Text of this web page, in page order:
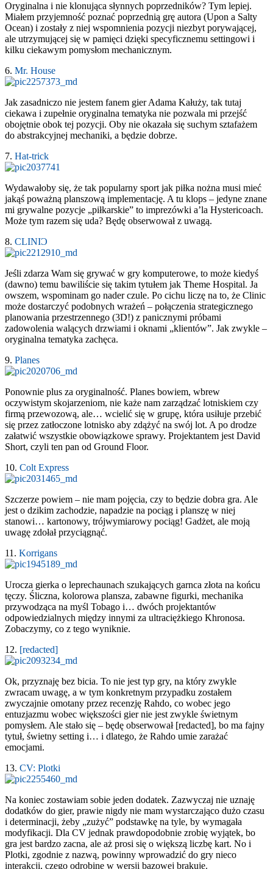
Oryginalna i nie klonująca słynnych poprzedników? Tym lepiej.
Miałem przyjemność poznać poprzednią grę autora (Upon a Salty
Ocean) i zostały z niej wspomnienia pozycji niezbyt porywającej,
ale utrzymującej się w pamięci dzięki specyficznemu settingowi i
kilku ciekawym pomysłom mechanicznym.
6. Mr. House
Jak zasadniczo nie jestem fanem gier Adama Kałuży, tak tutaj
ciekawa i zupełnie oryginalna tematyka nie pozwala mi przejść
obojętnie obok tej pozycji. Oby nie okazała się suchym sztafażem
do abstrakcyjnej mechaniki, a będzie dobrze.
7. Hat-trick
Wydawałoby się, że tak popularny sport jak piłka nożna musi mieć
jakąś poważną planszową implementację. A tu klops – jedyne znane
mi grywalne pozycje „piłkarskie” to imprezówki a’la Hystericoach.
Może tym razem się uda? Będę obserwował z uwagą.
8. CLINIϽ
Jeśli zdarza Wam się grywać w gry komputerowe, to może kiedyś
(dawno) temu bawiliście się takim tytułem jak Theme Hospital. Ja
owszem, wspominam go nader czule. Po cichu liczę na to, że Clinic
może dostarczyć podobnych wrażeń – połączenia strategicznego
planowania przestrzennego (3D!) z panicznymi próbami
zadowolenia walących drzwiami i oknami „klientów”. Jak zwykle –
oryginalna tematyka zachęca.
9. Planes
Ponownie plus za oryginalność. Planes bowiem, wbrew
oczywistym skojarzeniom, nie każe nam zarządzać lotniskiem czy
firmą przewozową, ale… wcielić się w grupę, która usiłuje przebić
się przez zatłoczone lotnisko aby zdążyć na swój lot. A po drodze
załatwić wszystkie obowiązkowe sprawy. Projektantem jest David
Short, czyli ten pan od Ground Floor.
10. Colt Express
Szczerze powiem – nie mam pojęcia, czy to będzie dobra gra. Ale
jest o dzikim zachodzie, napadzie na pociąg i planszę w niej
stanowi… kartonowy, trójwymiarowy pociąg! Gadżet, ale moją
uwagę zdołał przyciągnąć.
11. Korrigans
Urocza gierka o leprechaunach szukających garnca złota na końcu
tęczy. Śliczna, kolorowa plansza, zabawne figurki, mechanika
przywodząca na myśl Tobago i… dwóch projektantów
odpowiedzialnych między innymi za ultraciężkiego Khronosa.
Zobaczymy, co z tego wyniknie.
12. [redacted]
Ok, przyznaję bez bicia. To nie jest typ gry, na który zwykle
zwracam uwagę, a w tym konkretnym przypadku zostałem
zwyczajnie omotany przez recenzję Rahdo, co wobec jego
entuzjazmu wobec większości gier nie jest zwykle świetnym
pomysłem. Ale stało się – będę obserwował [redacted], bo ma fajny
tytuł, świetny setting i… i dlatego, że Rahdo umie zarażać
emocjami.
13. CV: Plotki
Na koniec zostawiam sobie jeden dodatek. Zazwyczaj nie uznaję
dodatków do gier, prawie nigdy nie mam wystarczająco dużo czasu
i determinacji, żeby „zużyć” podstawkę na tyle, by wymagała
modyfikacji. Dla CV jednak prawdopodobnie zrobię wyjątek, bo
gra jest bardzo zacna, ale aż prosi się o większą liczbę kart. No i
Plotki, zgodnie z nazwą, powinny wprowadzić do gry nieco
interakcji, czego odrobinę w wersji bazowej brakuje.